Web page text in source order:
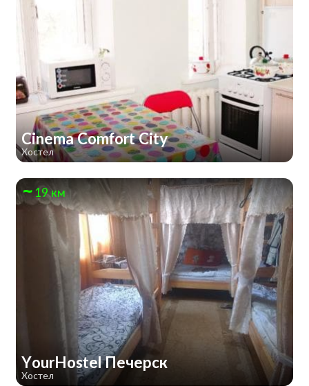
Cinema Comfort City
Хостел
19 км
YourHostel Печерск
Хостел